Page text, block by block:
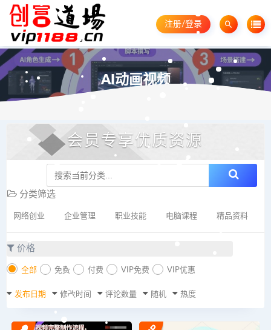
注册/登录
AI动画视频
会员专享优质资源
分类筛选
网络创业 企业管理 职业技能 电脑课程 精品资料
价格
全部 免费 付费 VIP免费 VIP优惠
发布日期 修改时间 评论数量 随机 热度